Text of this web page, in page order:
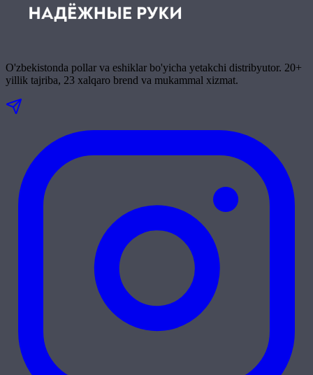
O'zbekistonda pollar va eshiklar bo'yicha yetakchi distribyutor. 20+
yillik tajriba, 23 xalqaro brend va mukammal xizmat.